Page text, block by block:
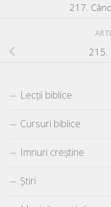
217.
215.
Lecții biblice
Cursuri biblice
Imnuri creștine
Știri